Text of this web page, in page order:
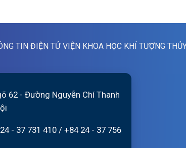
TIN ĐIỆN TỬ VIỆN KHOA HỌC KHÍ TƯỢNG
62 - Đường Nguyễn Chí Thanh
- 37 731 410 / +84 24 - 37 756